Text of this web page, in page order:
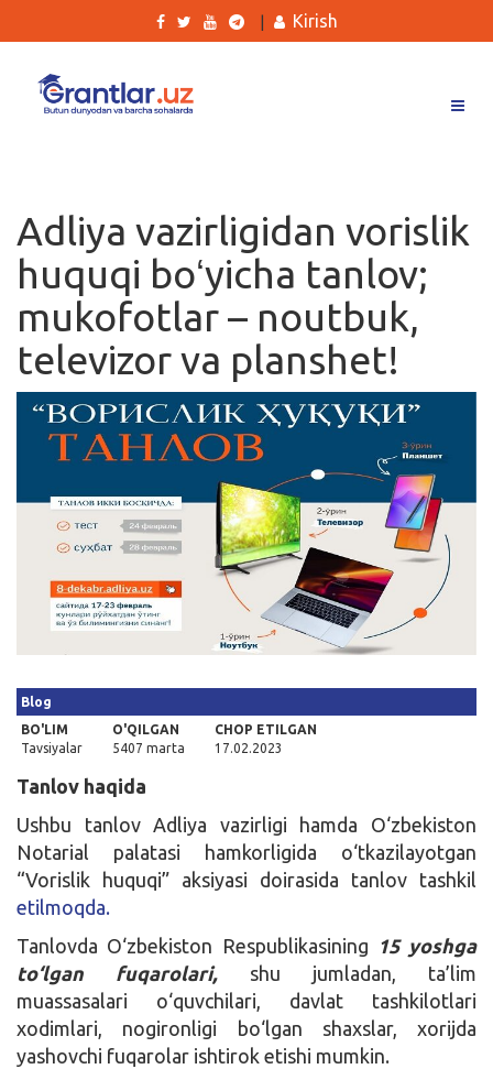
Ishlar
Kurslar
Blog
Yana
Kirish
Kirish
Adliya vazirligidan vorislik
huquqi boʻyicha tanlov;
mukofotlar – noutbuk,
televizor va planshet!
Blog
BO'LIM
Tavsiyalar
O'QILGAN
5407 marta
CHOP ETILGAN
17.02.2023
Tanlov haqida
Ushbu tanlov Adliya vazirligi hamda O‘zbekiston
Notarial palatasi hamkorligida o‘tkazilayotgan
“Vorislik huquqi” aksiyasi doirasida tanlov tashkil
etilmoqda.
Tanlovda O‘zbekiston Respublikasining 15 yoshga
to‘lgan fuqarolari,shu jumladan, ta’lim
muassasalari o‘quvchilari, davlat tashkilotlari
xodimlari, nogironligi bo‘lgan shaxslar, xorijda
yashovchi fuqarolar ishtirok etishi mumkin.